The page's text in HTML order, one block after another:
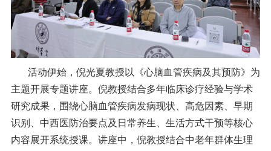
活动伊始，倪光夏教授以《心脑血管疾病及其预防》为
主题开展专题讲座。倪教授结合多年临床诊疗经验与学术
研究成果，围绕心脑血管疾病发病现状、高危因素、早期
识别、中西医防治要点及日常养生、生活方式干预等核心
内容展开系统授课。讲座中，倪教授结合中老年群体生理